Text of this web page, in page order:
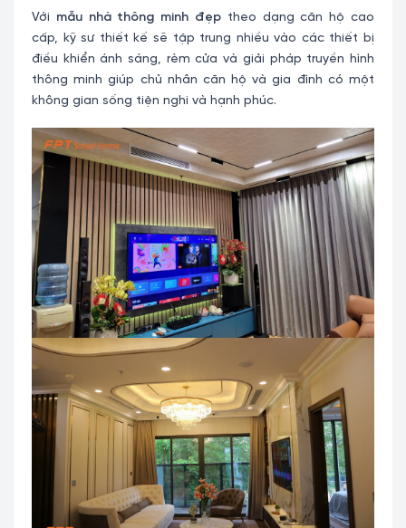
Với mẫu nhà thông minh đẹp theo dạng căn hộ cao
cấp, kỹ sư thiết kế sẽ tập trung nhiều vào các thiết bị
điều khiển ánh sáng, rèm cửa và giải pháp truyền hình
thông minh giúp chủ nhân căn hộ và gia đình có một
không gian sống tiện nghi và hạnh phúc.